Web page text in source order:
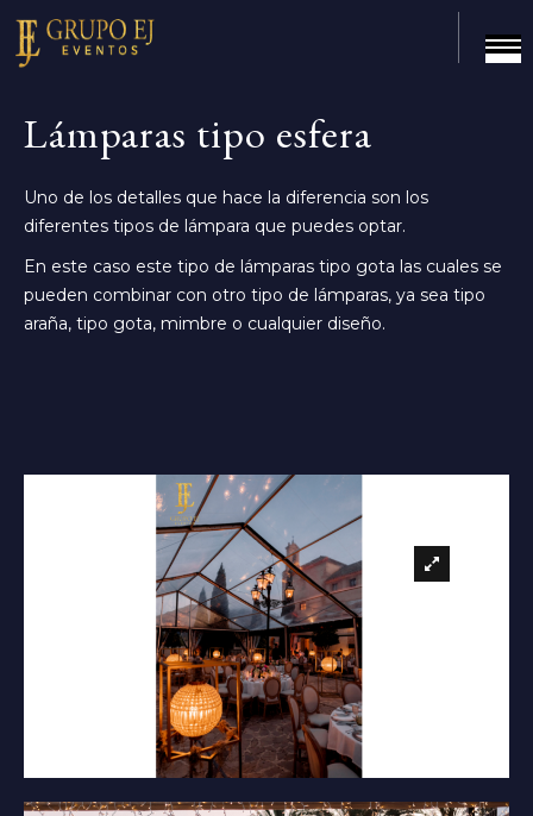
Lámparas tipo esfera
Uno de los detalles que hace la diferencia son los
diferentes tipos de lámpara que puedes optar.
En este caso este tipo de lámparas tipo gota las cuales se
pueden combinar con otro tipo de lámparas, ya sea tipo
araña, tipo gota, mimbre o cualquier diseño.